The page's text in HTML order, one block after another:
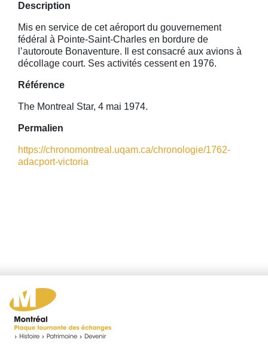
Description
Mis en service de cet aéroport du gouvernement
fédéral à Pointe-Saint-Charles en bordure de
l’autoroute Bonaventure. Il est consacré aux avions à
décollage court. Ses activités cessent en 1976.
Référence
The Montreal Star, 4 mai 1974.
Permalien
https://chronomontreal.uqam.ca/chronologie/1762-
adacport-victoria